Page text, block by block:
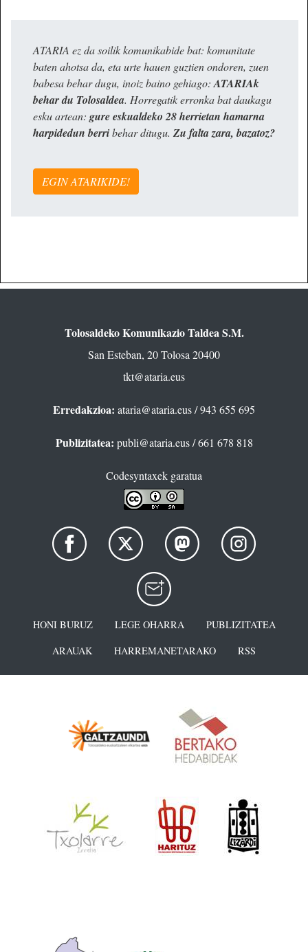
ATARIA ez da soilik komunikabide bat: komunitate
baten ahotsa da, eta urte hauen guztien ondoren, zuen
babesa behar dugu, inoiz baino gehiago: ATARIAk
behar du Tolosaldea. Horregatik erronka bat daukagu
esku artean: gure eskualdeko 28 herrietan hamarna
harpidedun berribehar ditugu. Zu falta zara, bazatoz?
EGIN ATARIKIDE!
Tolosaldeko Komunikazio Taldea S.M.
San Esteban, 20 Tolosa 20400
tkt@ataria.eus
Erredakzioa: ataria@ataria.eus/ 943 655 695
Publizitatea: publi@ataria.eus/ 661 678 818
Codesyntaxek garatua
HONI BURUZ LEGE OHARRA
PUBLIZITATEA
ARAUAK
HARREMANETARAKO RSS